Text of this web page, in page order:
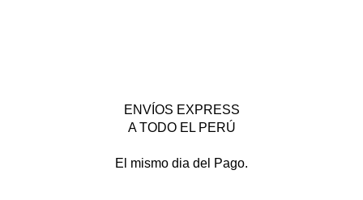
ENVÍOS EXPRESS
A TODO EL PERÚ
El mismo dia del Pago.